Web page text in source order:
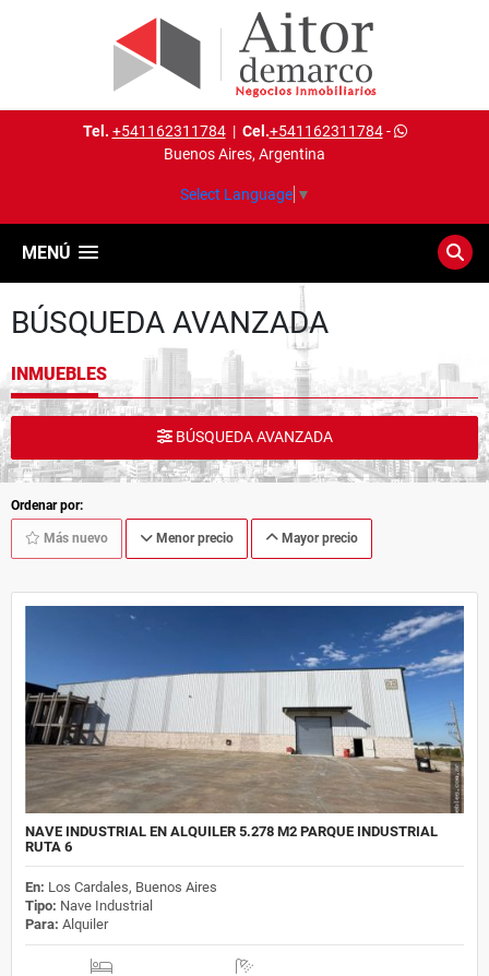
Tel. +541162311784| Cel.+541162311784-
Buenos Aires, Argentina
Select Language ▼
MENÚ
BÚSQUEDA AVANZADA
INMUEBLES
BÚSQUEDA AVANZADA
Ordenar por:
Más nuevo Menor precio Mayor precio
NAVE INDUSTRIAL EN ALQUILER 5.278 M2 PARQUE INDUSTRIAL
RUTA 6
En: Los Cardales, Buenos Aires
Tipo: Nave Industrial
Para: Alquiler